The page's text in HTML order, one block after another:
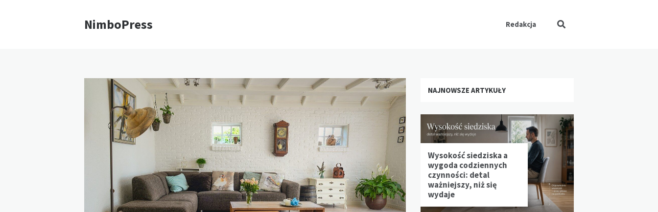
NimboPress Redakcja
NAJNOWSZE ARTYKUŁY
Wysokość siedziska a
wygoda codziennych
czynności: detal
ważniejszy, niż się
wydaje